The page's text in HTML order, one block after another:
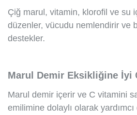
Çiğ marul, vitamin, klorofil ve su
düzenler, vücudu nemlendirir ve
destekler.
Marul Demir Eksikliğine İyi
Marul demir içerir ve C vitamini
emilimine dolaylı olarak yardımcı